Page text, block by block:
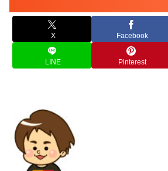
X Facebook
LINE Pinterest